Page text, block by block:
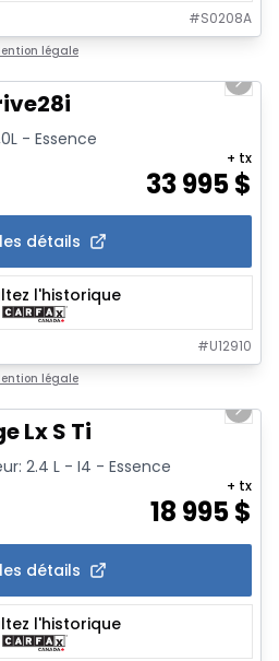
#S0208A
légale
Next
- Essence
33 995$
+ tx
détails
l'historique
#U12910
légale
Next
Lx S Ti
2.4 L - I4 - Essence
18 995$
+ tx
détails
l'historique